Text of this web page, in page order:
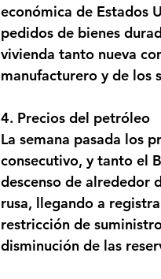
económica de Estados
pedidos de bienes
vivienda tanto nueva
manufacturero y de los
4. Precios del petróleo
La semana pasada los
consecutivo, y tanto el
descenso de alrededor
rusa, llegando a
restricción de
disminución de las